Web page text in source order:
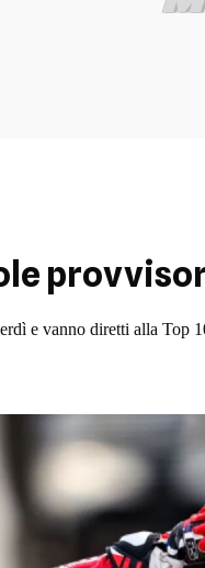
e vanno diretti alla